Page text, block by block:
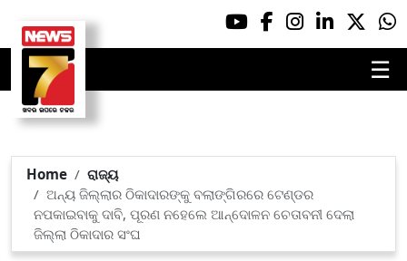
☰
Home
ରାଜ୍ୟ
ଅନ୍ୟ ଜିଲ୍ଲାର ଠିକାଦାରଙ୍କୁ ବଲାଙ୍ଗିରରେ ଟେଣ୍ଡର
ନପକାଇବାକୁ ଦାବି, ପୂରଣ ନହେଲେ ଆନ୍ଦୋଳନ ଚେତାବନୀ ଦେଲା
ଜିଲ୍ଲା ଠିକାଦାର ସଂଘ